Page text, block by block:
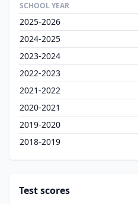
SCHOOL YEAR
2025-2026
2024-2025
2023-2024
2022-2023
2021-2022
2020-2021
2019-2020
2018-2019
Test scores